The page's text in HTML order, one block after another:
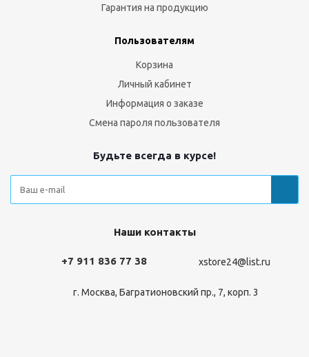
Гарантия на продукцию
Пользователям
Корзина
Личный кабинет
Информация о заказе
Смена пароля пользователя
Будьте всегда в курсе!
Наши контакты
+7 911 836 77 38 xstore24@list.ru
г. Москва, Багратионовский пр., 7, корп. 3